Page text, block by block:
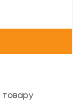
товару